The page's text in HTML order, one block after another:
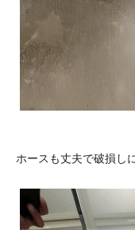
ホースも丈夫で破損し